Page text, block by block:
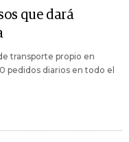
que dará
transporte propio en
pedidos diarios en todo el